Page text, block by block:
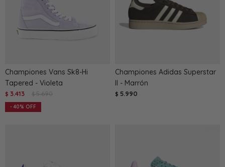
Championes Vans Sk8-Hi
Tapered - Violeta
$ 3.413 $ 5.690
40
Championes Adidas Superstar
II - Marrón
$ 5.990